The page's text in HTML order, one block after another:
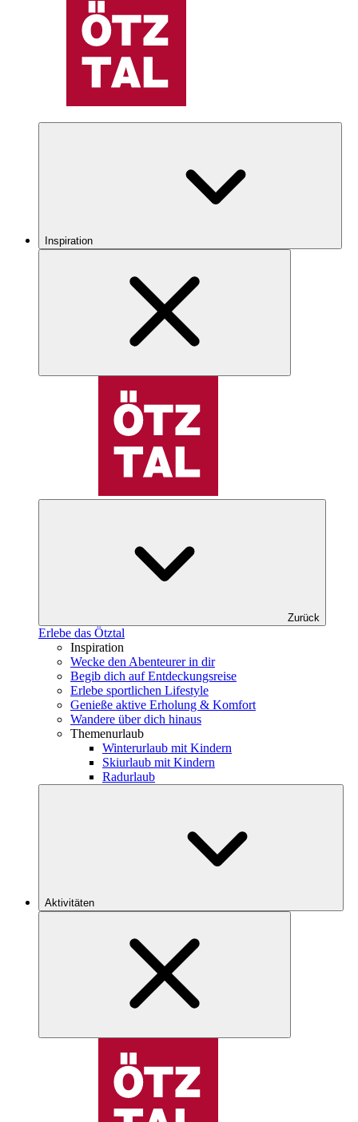
Inspiration
Zurück
Erlebe das Ötztal
Inspiration
Wecke den Abenteurer in dir
Begib dich auf Entdeckungsreise
Erlebe sportlichen Lifestyle
Genieße aktive Erholung & Komfort
Wandere über dich hinaus
Themenurlaub
Winterurlaub mit Kindern
Skiurlaub mit Kindern
Radurlaub
Aktivitäten